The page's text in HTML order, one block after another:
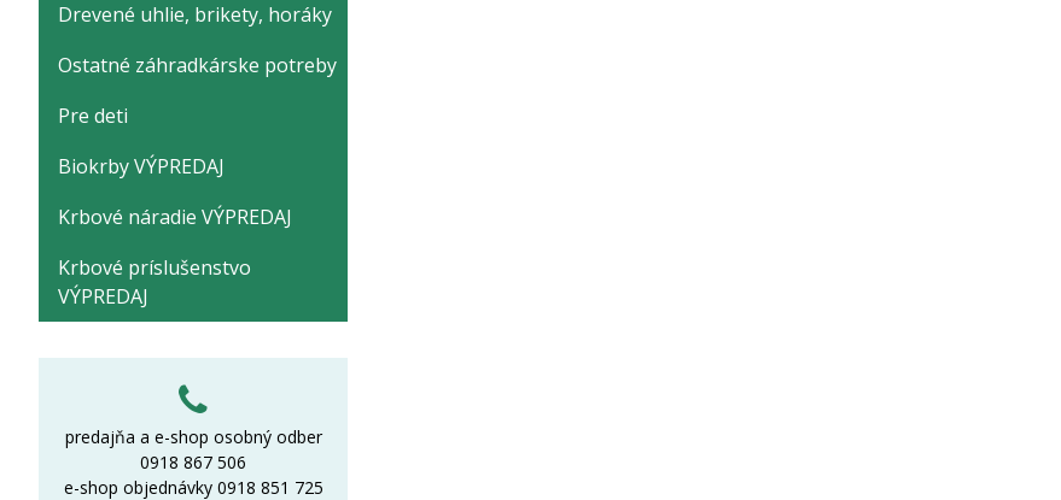
Drevené uhlie, brikety, horáky
Ostatné záhradkárske potreby
Pre deti
Biokrby VÝPREDAJ
Krbové náradie VÝPREDAJ
Krbové príslušenstvo
VÝPREDAJ
predajňa a e-shop osobný odber
0918 867 506
e-shop objednávky 0918 851 725